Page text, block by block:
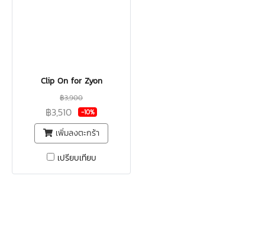
Clip On for Zyon
฿3,900
฿3,510 -10%
เพิ่มลงตะกร้า
เปรียบเทียบ